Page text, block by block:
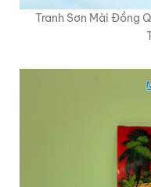
Tranh Sơn Mài Đồng